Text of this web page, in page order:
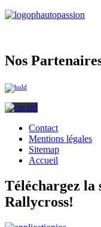
Nos
Contact
Mentions légales
Sitemap
Accueil
Téléchargez la
Rallycross!